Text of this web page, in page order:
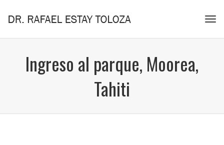
Ingreso al parque, Moorea,
Tahiti